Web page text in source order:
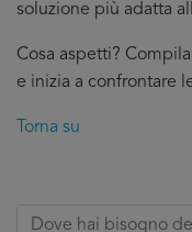
soluzione più adatta
Cosa aspetti?
e inizia a confrontare
Torna su